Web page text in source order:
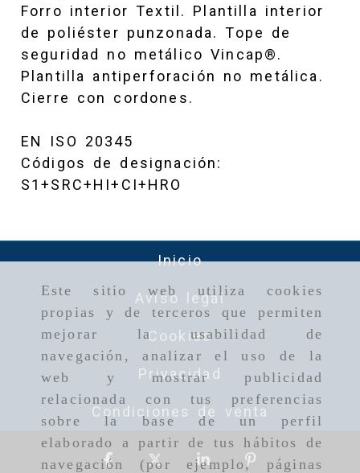
Este sitio web utiliza cookies
propias y de terceros que permiten
mejorar la usabilidad de
navegación, analizar el uso de la
web y mostrar publicidad
relacionada con tus preferencias
sobre la base de un perfil
elaborado a partir de tus hábitos de
navegación (por ejemplo, páginas
Forro interior Textil. Plantilla interior
de poliéster punzonada. Tope de
seguridad no metálico Vincap®.
Plantilla antiperforación no metálica.
Cierre con cordones.
EN ISO 20345
Códigos de designación:
S1+SRC+HI+CI+HRO
Inicio
Aviso legal
Cookies
Privacidad
Condiciones de venta